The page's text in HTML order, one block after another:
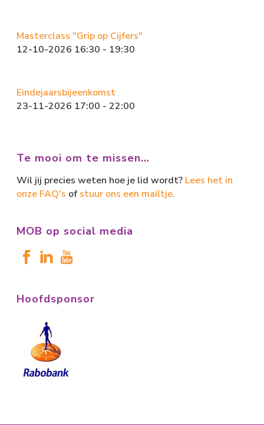
Masterclass "Grip op Cijfers"
12-10-2026 16:30 - 19:30
Eindejaarsbijeenkomst
23-11-2026 17:00 - 22:00
Te mooi om te missen…
Wil jij precies weten hoe je lid wordt? Lees het in
onze FAQ's of stuur ons een mailtje.
MOB op social media
Hoofdsponsor